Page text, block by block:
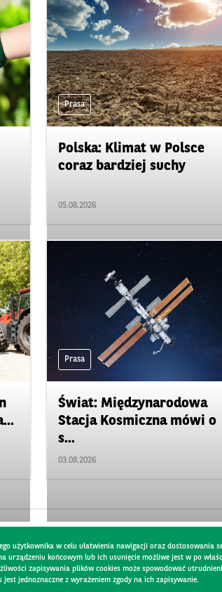
Prasa
Polska: Klimat w Polsce
coraz bardziej suchy
05.08.2026
Prasa
Świat: Międzynarodowa
Stacja Kosmiczna mówi o
s...
03.08.2026
użytkownika w celu ułatwienia nawigacji oraz dostosowania
końcowym lub ich usunięcie możliwe jest w po
zapisywania plików cookies może spowodować
jednoznaczne z wyrażeniem zgody na ich zapisywanie.